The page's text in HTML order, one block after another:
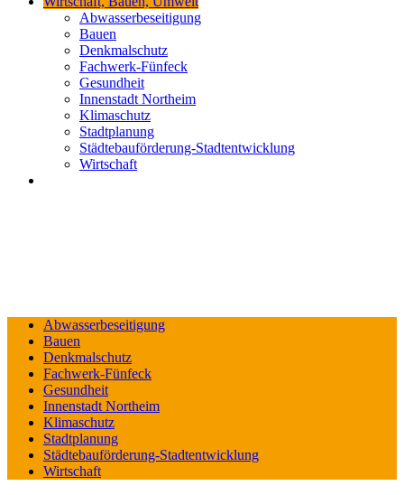
Abwasserbeseitigung
Bauen
Denkmalschutz
Fachwerk-Fünfeck
Gesundheit
Innenstadt Northeim
Klimaschutz
Stadtplanung
Städtebauförderung-Stadtentwicklung
Wirtschaft
Abwasserbeseitigung
Bauen
Denkmalschutz
Fachwerk-Fünfeck
Gesundheit
Innenstadt Northeim
Klimaschutz
Stadtplanung
Städtebauförderung-Stadtentwicklung
Wirtschaft